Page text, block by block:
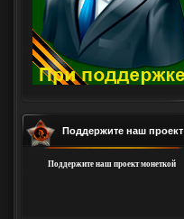
Поддержите наш проект
Поддержите наш проект монеткой